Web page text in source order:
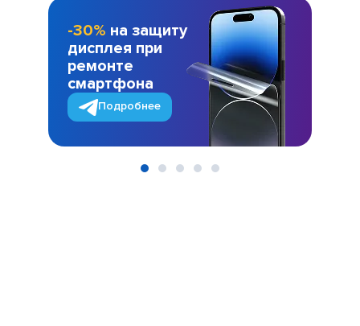
-30% на защиту
дисплея при
ремонте
смартфона
Подробнее